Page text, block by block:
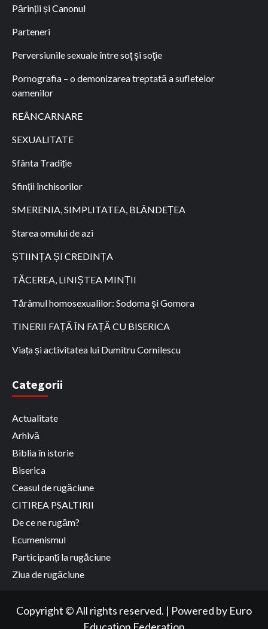
Părinții și Canonul
Parteneri
Perversiunile sexuale între soţ şi soţie
Pornografia – o demonizarea treptată a sufletelor
oamenilor
REÂNCARNARE
SEXUALITATE
Sfânta Tradiție
Sfinții închisorilor
SMERENIA, SIMPLITATEA, BLÂNDEȚEA
Starea omului de azi
ȘTIINȚA ȘI CREDINȚA
TĂCEREA, LINIȘTEA MINȚII
Tărâmul homosexualilor: Sodoma şi Gomora
TINERII FAȚĂ ÎN FAȚĂ CU BISERICA
Viața și activitatea lui Dumitru Cornilescu
Categorii
Actualitate
Arhivă
Biblia în istorie
Biserica
Ceasul de rugăciune
CITIREA PSALTIRII
De ce ne rugăm?
Ecumenismul
Participanți la rugăciune
Ziua de rugăciune
Copyright © All rights reserved. | Powered by Euro